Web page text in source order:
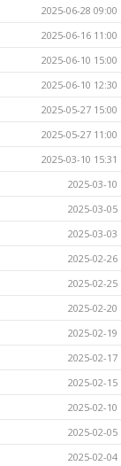
2025-06-28 09:00
2025-06-16 11:00
2025-06-10 15:00
2025-06-10 12:30
2025-05-27 15:00
2025-05-27 11:00
2025-03-10 15:31
2025-03-10
2025-03-05
2025-03-03
2025-02-26
2025-02-25
2025-02-20
2025-02-19
2025-02-17
2025-02-15
2025-02-10
2025-02-05
2025-02-04